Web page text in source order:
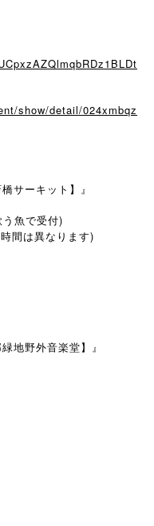
show/detail/024xmbqz
サーキット】』
魚で受付)
時間は異なります)
地野外音楽堂】』